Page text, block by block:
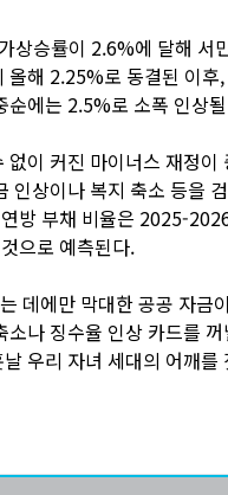
상승률이 2.6%에 달해 서
올해 2.25%로 동결된 이
에는 2.5%로 소폭 인상
이 커진 마이너스 재정이
인상이나 복지 축소 등을
방 부채 비율은 2025-
으로 예측된다.
데에만 막대한 공공 자금
나 징수율 인상 카드를
우리 자녀 세대의 어깨를